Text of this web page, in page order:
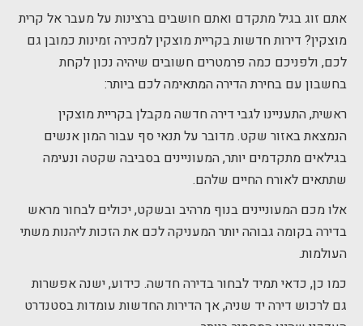
אתם זוג בגיל מתקדם ואתם חושבים ברצינות על מעבר אל קרית
מוצקין? דירות חדשות בקריית מוצקין למכירה זמינות כמובן גם
לכם, ולפניכם כמה פרמטרים חשובים שיהיה נכון לקחת
בחשבון עם בחירת הדירה המתאימה לכם ביותר:
ראשית, התעניינו לגבי דירה חדשה מקבלן בקריית מוצקין
הנמצאת באזור שקט. מדובר על תנאי סף עבור המון אנשים
בגילאים מתקדמים יותר, המעוניינים בסביבה שקטה ונעימה
שתתאים לאורח החיים שלהם.
אלו מכם המעוניינים בנוף מרהיב ובשקט, יכולים לבחור מראש
בדירה בקומה גבוהה יותר המעניקה לכם את הזכות ליהנות משתי
העולמות.
כמו כן, כדאי תמיד לבחור בדירה חדשה. כידוע, ישנה אפשרות
גם לרכוש דירה יד שניה, אך הדירות החדשות עומדות בסטנדרט